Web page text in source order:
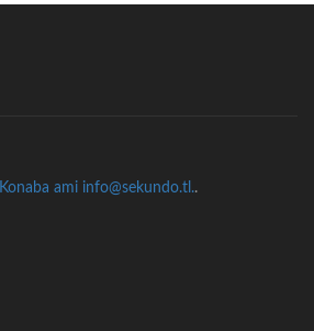
Konaba ami info@sekundo.tl..